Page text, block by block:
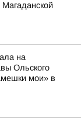
на
Ольского
мои» в